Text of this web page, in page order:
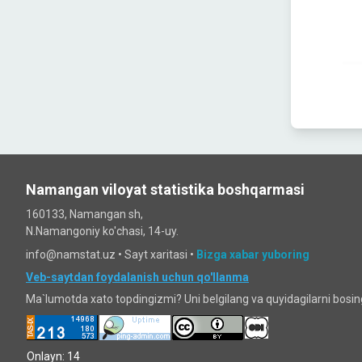
Namangan viloyat statistika boshqarmasi
160133, Namangan sh,
N.Namangoniy ko'chasi, 14-uy.
info@namstat.uz • Sayt xaritasi • Bizga xabar yuboring
Veb-saytdan foydalanish uchun qo'llanma
Ma`lumotda xato topdingizmi? Uni belgilang va quyidagilarni
Onlayn: 14